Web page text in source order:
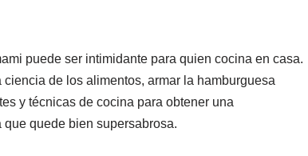
puede ser intimidante para quien cocina en casa.
de los alimentos, armar la hamburguesa
y técnicas de cocina para obtener una
quede bien supersabrosa.